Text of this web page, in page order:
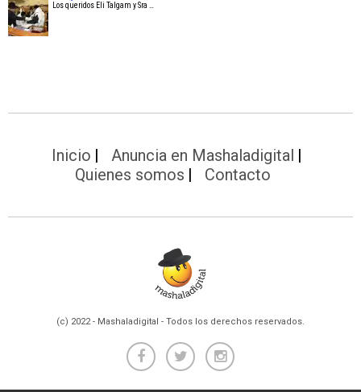
Los queridos Eli Talgam y Sra …
Inicio
Anuncia en Mashaladigital
Quienes somos
Contacto
(c) 2022 - Mashaladigital - Todos los derechos reservados.